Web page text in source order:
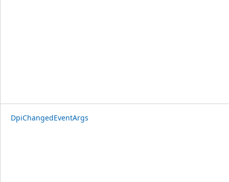
DpiChangedEventArgs